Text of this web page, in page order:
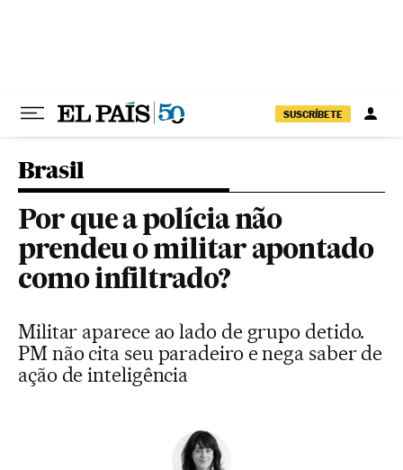
SUSCRÍBETE
Brasil
Por que a polícia não
prendeu o militar apontado
como infiltrado?
Militar aparece ao lado de grupo detido.
PM não cita seu paradeiro e nega saber de
ação de inteligência